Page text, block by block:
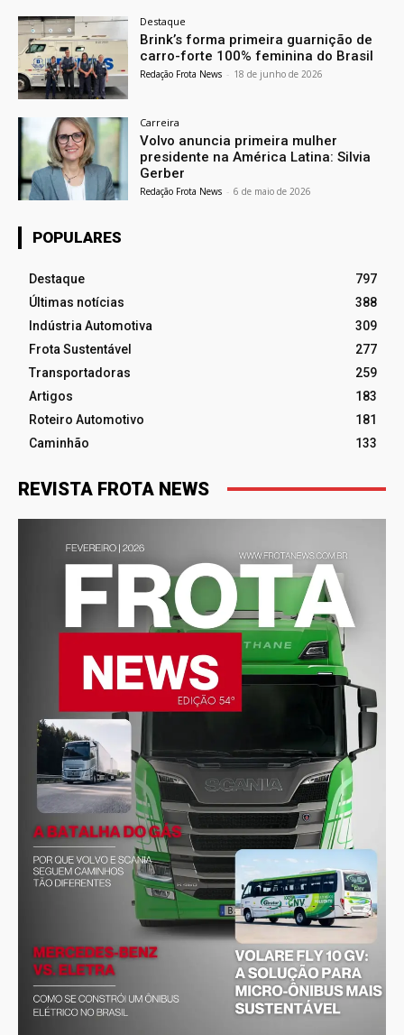
Destaque
Brink’s forma primeira guarnição de
carro-forte 100% feminina do Brasil
Redação Frota News - 18 de junho de 2026
Carreira
Volvo anuncia primeira mulher
presidente na América Latina: Silvia
Gerber
Redação Frota News - 6 de maio de 2026
POPULARES
Destaque
797
Últimas notícias
388
Indústria Automotiva
309
Frota Sustentável
277
Transportadoras
259
Artigos
183
Roteiro Automotivo
181
Caminhão
133
REVISTA FROTA NEWS